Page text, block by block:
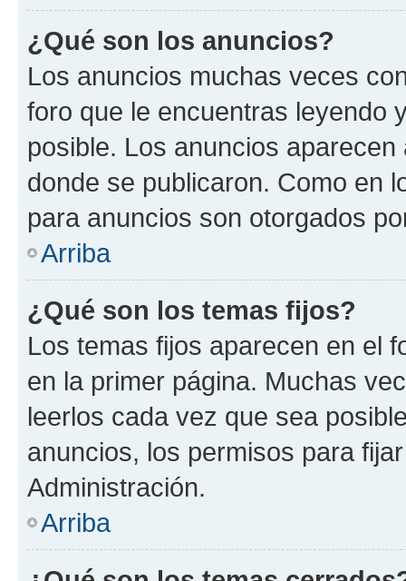
¿Qué son los anuncios?
Los anuncios muchas veces
foro que le encuentras leyendo
posible. Los anuncios
donde se publicaron. Como en
para anuncios son otorgados
Arriba
¿Qué son los temas fijos?
Los temas fijos aparecen en el
en la primer página. Muchas
leerlos cada vez que sea
anuncios, los permisos para
Administración.
Arriba